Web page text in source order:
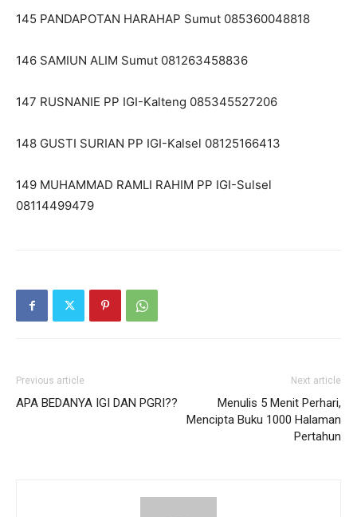
145 PANDAPOTAN HARAHAP Sumut 085360048818
146 SAMIUN ALIM Sumut 081263458836
147 RUSNANIE PP IGI-Kalteng 085345527206
148 GUSTI SURIAN PP IGI-Kalsel 08125166413
149 MUHAMMAD RAMLI RAHIM PP IGI-Sulsel
08114499479
Previous article
APA BEDANYA IGI DAN PGRI??
Next article
Menulis 5 Menit Perhari,
Mencipta Buku 1000 Halaman
Pertahun